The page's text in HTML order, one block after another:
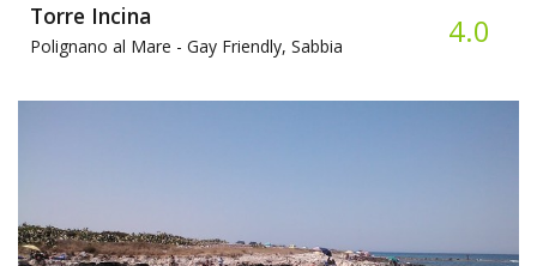
Torre Incina
Polignano al Mare - Gay Friendly, Sabbia 4.0